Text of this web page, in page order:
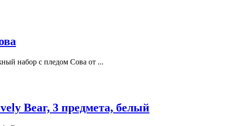
набор с пледом Сова от ...
Bear, 3 предмета, белый